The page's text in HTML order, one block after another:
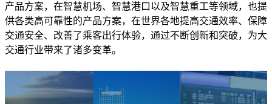
产品方案，在智慧机场、智慧港口以及智慧重工等领域，也提
供各类高可靠性的产品方案，在世界各地提高交通效率、保障
交通安全、改善了乘客出行体验，通过不断创新和突破，为大
交通行业带来了诸多变革。